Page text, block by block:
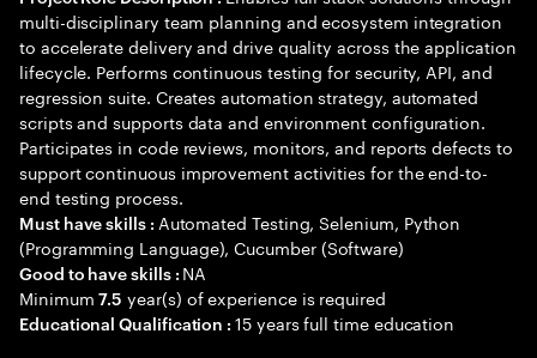
multi-disciplinary team planning and ecosystem integration
to accelerate delivery and drive quality across the application
lifecycle. Performs continuous testing for security, API, and
regression suite. Creates automation strategy, automated
scripts and supports data and environment configuration.
Participates in code reviews, monitors, and reports defects to
support continuous improvement activities for the end-to-
end testing process.
Must have skills : Automated Testing, Selenium, Python
(Programming Language), Cucumber (Software)
Good to have skills : NA
Minimum7.5 year(s) of experience is required
Educational Qualification :15 years full time education